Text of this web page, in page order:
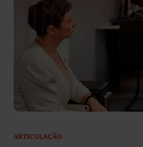
ARTICULAÇÃO